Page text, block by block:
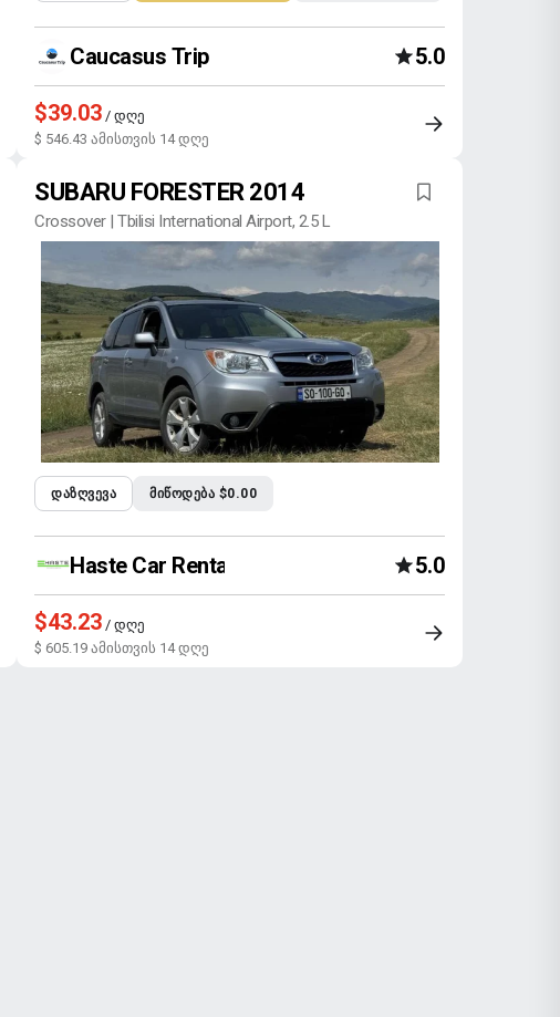
Caucasus Trip 5.0
$39.03 / დღე
$ 546.43 ამისთვის 14 დღე
SUBARU FORESTER 2014
Crossover | Tbilisi International Airport, 2.5 L
ᲓᲐᲖᲦᲕᲔᲕᲐ ᲛᲘᲬᲝᲓᲔᲑᲐ $0.00
Haste Car Rental Agency 5.0
$43.23 / დღე
$ 605.19 ამისთვის 14 დღე